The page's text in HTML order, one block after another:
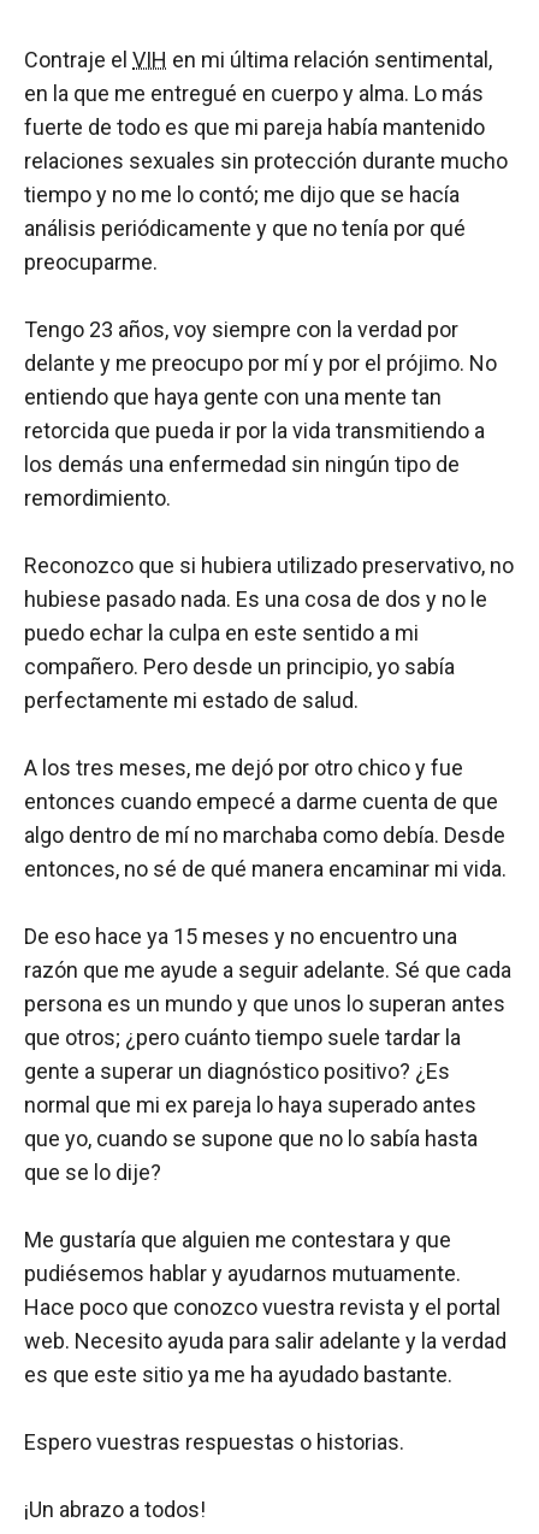
Contraje el VIH en mi última relación sentimental,
en la que me entregué en cuerpo y alma. Lo más
fuerte de todo es que mi pareja había mantenido
relaciones sexuales sin protección durante mucho
tiempo y no me lo contó; me dijo que se hacía
análisis periódicamente y que no tenía por qué
preocuparme.
Tengo 23 años, voy siempre con la verdad por
delante y me preocupo por mí y por el prójimo. No
entiendo que haya gente con una mente tan
retorcida que pueda ir por la vida transmitiendo a
los demás una enfermedad sin ningún tipo de
remordimiento.
Reconozco que si hubiera utilizado preservativo, no
hubiese pasado nada. Es una cosa de dos y no le
puedo echar la culpa en este sentido a mi
compañero. Pero desde un principio, yo sabía
perfectamente mi estado de salud.
A los tres meses, me dejó por otro chico y fue
entonces cuando empecé a darme cuenta de que
algo dentro de mí no marchaba como debía. Desde
entonces, no sé de qué manera encaminar mi vida.
De eso hace ya 15 meses y no encuentro una
razón que me ayude a seguir adelante. Sé que cada
persona es un mundo y que unos lo superan antes
que otros; ¿pero cuánto tiempo suele tardar la
gente a superar un diagnóstico positivo? ¿Es
normal que mi ex pareja lo haya superado antes
que yo, cuando se supone que no lo sabía hasta
que se lo dije?
Me gustaría que alguien me contestara y que
pudiésemos hablar y ayudarnos mutuamente.
Hace poco que conozco vuestra revista y el portal
web. Necesito ayuda para salir adelante y la verdad
es que este sitio ya me ha ayudado bastante.
Espero vuestras respuestas o historias.
¡Un abrazo a todos!